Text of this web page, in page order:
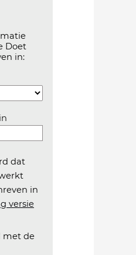
Doet
informatie over
in:Aanvinken om
dat
in
versie
met de